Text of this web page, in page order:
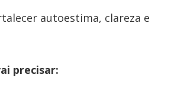
autoestima, clareza e
precisar: